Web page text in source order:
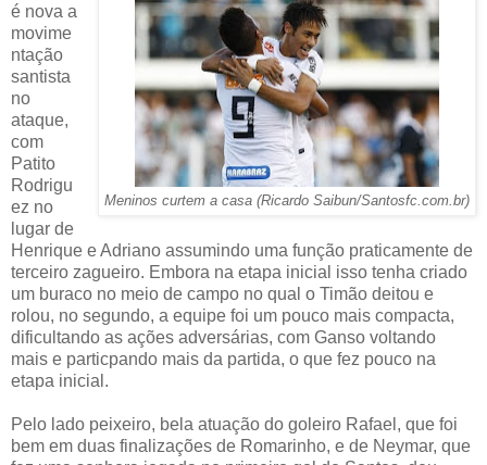
Meninos curtem a casa (Ricardo Saibun/Santosfc.com.br)
é nova a
movime
ntação
santista
no
ataque,
com
Patito
Rodrigu
ez no
lugar de
Henrique e Adriano assumindo uma função praticamente de
terceiro zagueiro. Embora na etapa inicial isso tenha criado
um buraco no meio de campo no qual o Timão deitou e
rolou, no segundo, a equipe foi um pouco mais compacta,
dificultando as ações adversárias, com Ganso voltando
mais e particpando mais da partida, o que fez pouco na
etapa inicial.
Pelo lado peixeiro, bela atuação do goleiro Rafael, que foi
bem em duas finalizações de Romarinho, e de Neymar, que